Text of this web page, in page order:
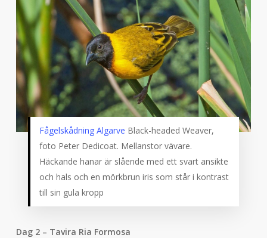
Fågelskådning Algarve Black-headed Weaver,
foto Peter Dedicoat. Mellanstor vävare.
Häckande hanar är slående med ett svart ansikte
och hals och en mörkbrun iris som står i kontrast
till sin gula kropp
Dag 2 – Tavira Ria Formosa